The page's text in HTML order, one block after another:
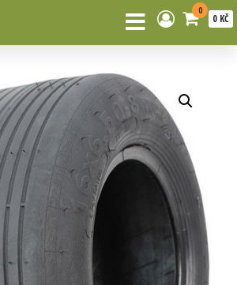
0
0 KČ